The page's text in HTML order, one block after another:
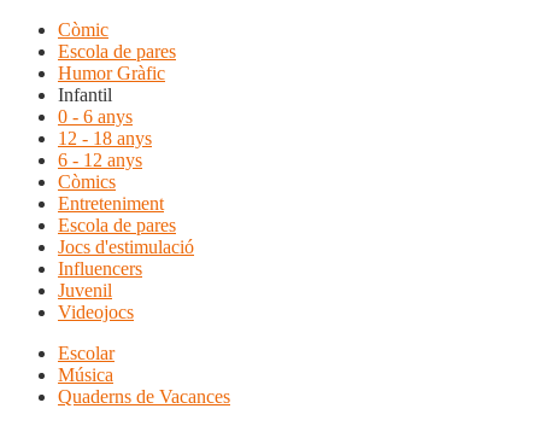
Còmic
Escola de pares
Humor Gràfic
Infantil
0 - 6 anys
12 - 18 anys
6 - 12 anys
Còmics
Entreteniment
Escola de pares
Jocs d'estimulació
Influencers
Juvenil
Videojocs
Escolar
Música
Quaderns de Vacances